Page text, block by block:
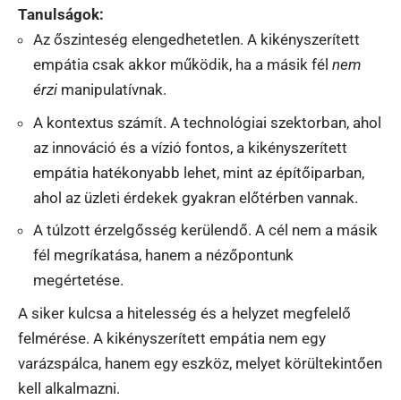
Tanulságok:
Az őszinteség elengedhetetlen. A kikényszerített
empátia csak akkor működik, ha a másik fél nem
érzi manipulatívnak.
A kontextus számít. A technológiai szektorban, ahol
az innováció és a vízió fontos, a kikényszerített
empátia hatékonyabb lehet, mint az építőiparban,
ahol az üzleti érdekek gyakran előtérben vannak.
A túlzott érzelgősség kerülendő. A cél nem a másik
fél megríkatása, hanem a nézőpontunk
megértetése.
A siker kulcsa a hitelesség és a helyzet megfelelő
felmérése. A kikényszerített empátia nem egy
varázspálca, hanem egy eszköz, melyet körültekintően
kell alkalmazni.